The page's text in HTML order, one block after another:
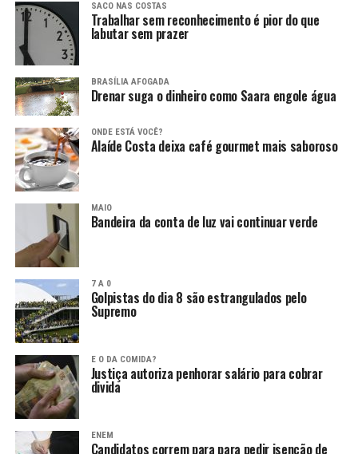
SACO NAS COSTAS
Trabalhar sem reconhecimento é pior do que
labutar sem prazer
BRASÍLIA AFOGADA
Drenar suga o dinheiro como Saara engole água
ONDE ESTÁ VOCÊ?
Alaíde Costa deixa café gourmet mais saboroso
MAIO
Bandeira da conta de luz vai continuar verde
7 A 0
Golpistas do dia 8 são estrangulados pelo
Supremo
E O DA COMIDA?
Justiça autoriza penhorar salário para cobrar
divida
ENEM
Candidatos correm para para pedir isenção de